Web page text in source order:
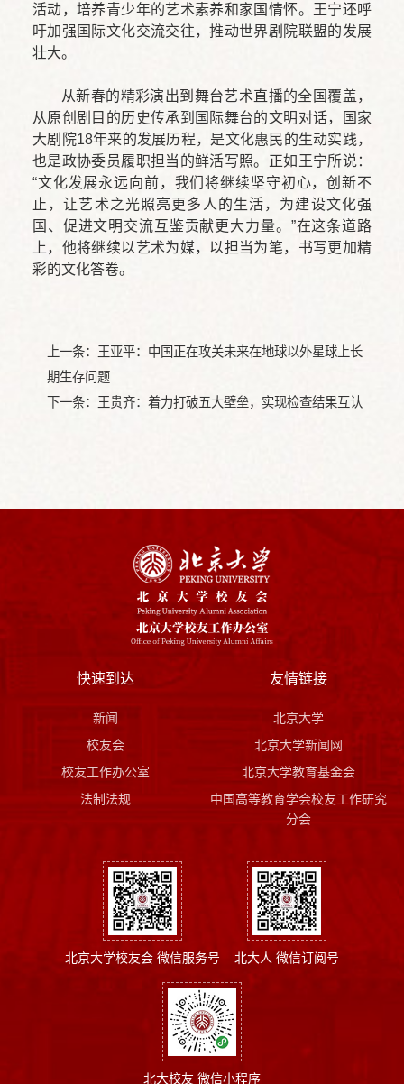
活动，培养青少年的艺术素养和家国情怀。王宁还呼
吁加强国际文化交流交往，推动世界剧院联盟的发展
壮大。
从新春的精彩演出到舞台艺术直播的全国覆盖，
从原创剧目的历史传承到国际舞台的文明对话，国家
大剧院18年来的发展历程，是文化惠民的生动实践，
也是政协委员履职担当的鲜活写照。正如王宁所说：
“文化发展永远向前，我们将继续坚守初心，创新不
止，让艺术之光照亮更多人的生活，为建设文化强
国、促进文明交流互鉴贡献更大力量。”在这条道路
上，他将继续以艺术为媒，以担当为笔，书写更加精
彩的文化答卷。
上一条：
王亚平：中国正在攻关未来在地球以外星球上长
期生存问题
下一条：
王贵齐：着力打破五大壁垒，实现检查结果互认
快速到达
新闻
校友会
校友工作办公室
法制法规
友情链接
北京大学
北京大学新闻网
北京大学教育基金会
中国高等教育学会校友工作研究
分会
北京大学校友会 微信服务号 北大人 微信订阅号
北大校友 微信小程序